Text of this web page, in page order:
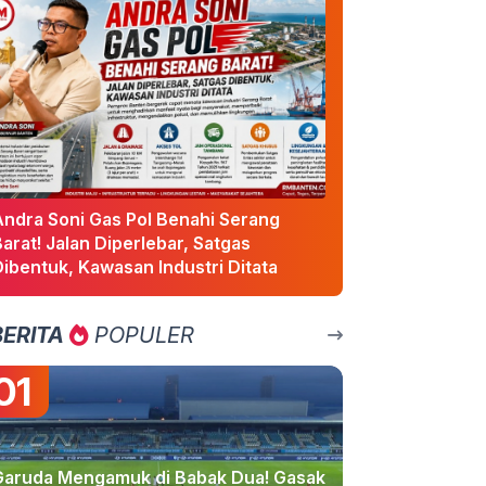
Soni Gas Pol Benahi Serang
Jalan Diperlebar, Satgas
Kawasan Industri Ditata
POPULER
Mengamuk di Babak Dua! Gasak